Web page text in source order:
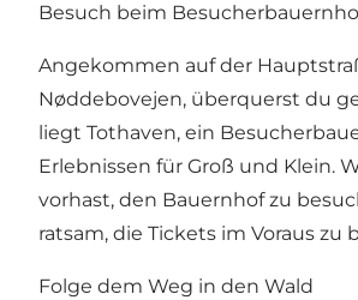
Besuch beim
Angekommen auf der
Nøddebovejen, überquerst du
liegt Tothaven, ein
Erlebnissen für Groß und Klein.
vorhast, den Bauernhof zu
ratsam, die Tickets im Voraus zu
Folge dem Weg in den Wald